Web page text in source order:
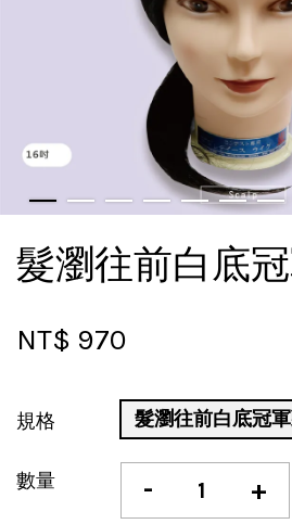
髮瀏往前白底冠
NT$ 970
規格 髮瀏往前白底冠
數量 - +